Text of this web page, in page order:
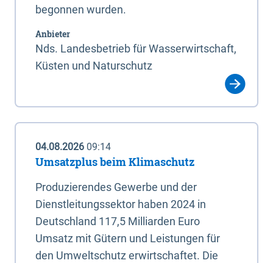
begonnen wurden.
Anbieter
Nds. Landesbetrieb für Wasserwirtschaft,
Küsten und Naturschutz
04.08.2026 09:14
Umsatzplus beim Klimaschutz
Produzierendes Gewerbe und der
Dienstleitungssektor haben 2024 in
Deutschland 117,5 Milliarden Euro
Umsatz mit Gütern und Leistungen für
den Umweltschutz erwirtschaftet. Die